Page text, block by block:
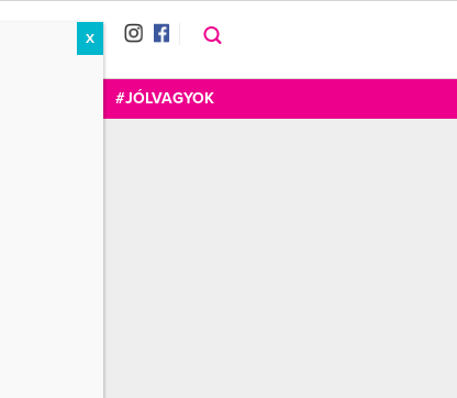
#JÓLVAGYOK
X